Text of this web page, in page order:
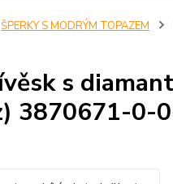
ŠPERKY S MODRÝM TOPAZEM
s
3870671-0-